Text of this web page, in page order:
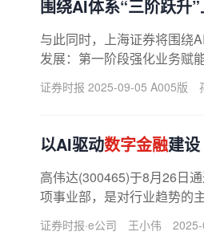
围绕AI体系“三阶跃升
与此同时，上海证券将围绕
发展：第一阶段强化业务赋
能化；第三阶段完成构建AI驱
证券时报 2025-09-05 A005版
以AI驱动数字金融建
高伟达(300465)于8月26日
项事业部，是对行业趋势的
级，并通过整合技术资源聚焦
证券时报·e公司 王小伟